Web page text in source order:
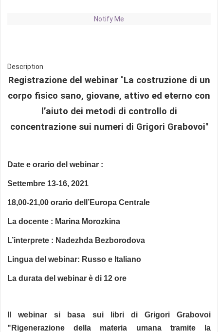
Notify Me
Description
Registrazione del webinar"La costruzione di un
corpo fisico sano, giovane, attivo ed eterno con
l’aiuto dei metodi di controllo di
concentrazione sui numeri di Grigori Grabovoi"
Date e orario del webinar :
Settembre 13-16, 2021
18,00-21,00 orario dell’Europa Centrale
La docente : Marina Morozkina
L’interprete : Nadezhda Bezborodova
Lingua del webinar: Russo e Italiano
La durata del webinar è di 12 ore
Il webinar si basa sui libri di Grigori Grabovoi
"Rigenerazione della materia umana tramite la